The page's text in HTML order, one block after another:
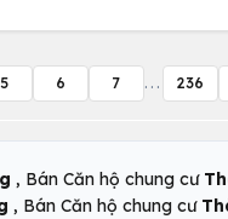
5 6 7 ... 236
, Bán Căn hộ chung cư
, Bán Căn hộ chung cư